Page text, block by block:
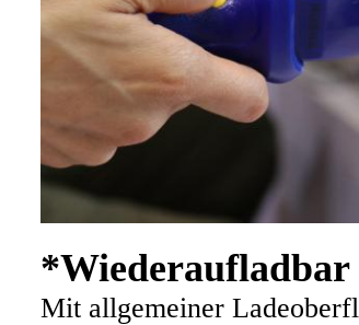
*Wiederaufladbar
Mit allgemeiner